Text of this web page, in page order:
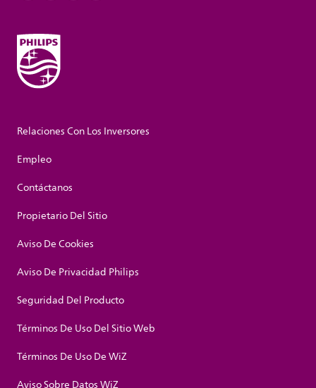
Relaciones Con Los Inversores
Empleo
Contáctanos
Propietario Del Sitio
Aviso De Cookies
Aviso De Privacidad Philips
Seguridad Del Producto
Términos De Uso Del Sitio Web
Términos De Uso De WiZ